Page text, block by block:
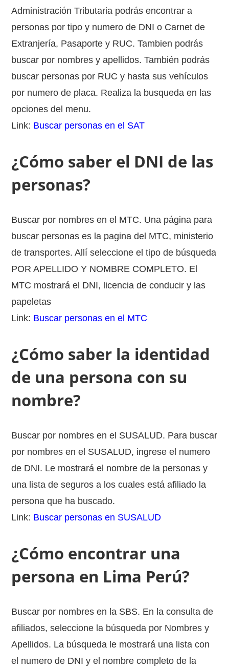
Administración Tributaria podrás encontrar a
personas por tipo y numero de DNI o Carnet de
Extranjería, Pasaporte y RUC. Tambien podrás
buscar por nombres y apellidos. También podrás
buscar personas por RUC y hasta sus vehículos
por numero de placa. Realiza la busqueda en las
opciones del menu.
Link: Buscar personas en el SAT
¿Cómo saber el DNI de las
personas?
Buscar por nombres en el MTC. Una página para
buscar personas es la pagina del MTC, ministerio
de transportes. Allí seleccione el tipo de búsqueda
POR APELLIDO Y NOMBRE COMPLETO. El
MTC mostrará el DNI, licencia de conducir y las
papeletas
Link: Buscar personas en el MTC
¿Cómo saber la identidad
de una persona con su
nombre?
Buscar por nombres en el SUSALUD. Para buscar
por nombres en el SUSALUD, ingrese el numero
de DNI. Le mostrará el nombre de la personas y
una lista de seguros a los cuales está afiliado la
persona que ha buscado.
Link: Buscar personas en SUSALUD
¿Cómo encontrar una
persona en Lima Perú?
Buscar por nombres en la SBS. En la consulta de
afiliados, seleccione la búsqueda por Nombres y
Apellidos. La búsqueda le mostrará una lista con
el numero de DNI y el nombre completo de la